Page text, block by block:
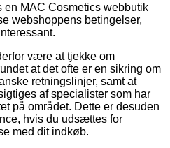
en MAC Cosmetics webbutik
webshoppens betingelser,
være at tjekke om
at det ofte er en sikring om
retningslinjer, samt at
af specialister som har
på området. Dette er desuden
hvis du udsættes for
med dit indkøb.